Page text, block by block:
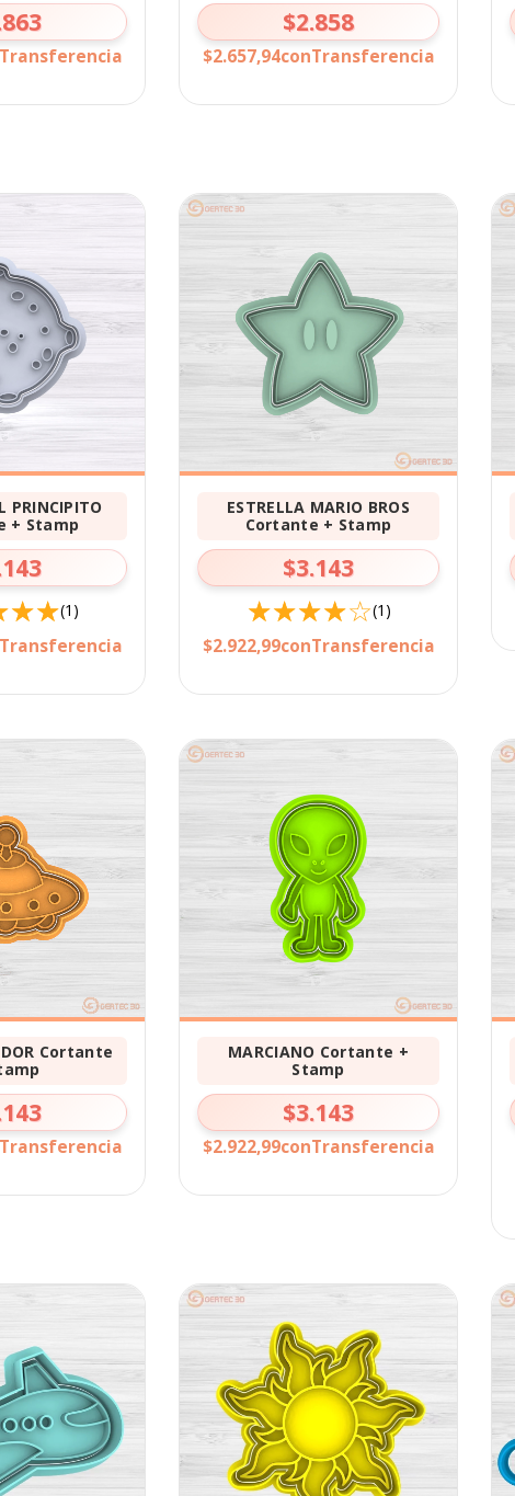
Transferencia
$2.858
$2.657,94conTransferencia
PRINCIPITO
+ Stamp
(1)
Transferencia
ESTRELLA MARIO BROS
Cortante + Stamp
$3.143
(1)
$2.922,99conTransferencia
Cortante
Transferencia
MARCIANO Cortante +
Stamp
$3.143
$2.922,99conTransferencia